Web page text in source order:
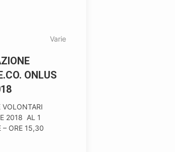
Varie
ONLUS
VOLONTARI
2018 AL 1
– ORE 15,30